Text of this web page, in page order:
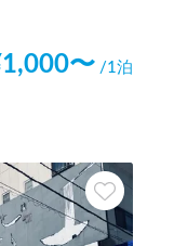
1,000〜 /1泊